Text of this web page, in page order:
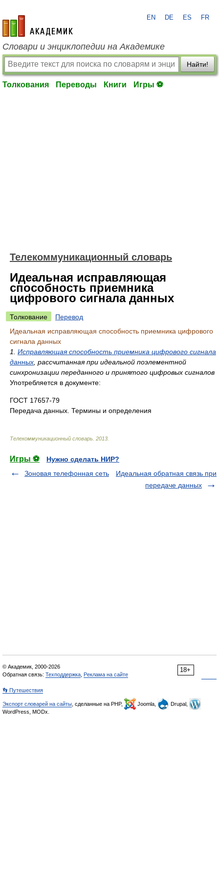
academic.ru
EN DE ES FR
Словари и энциклопедии на Академике
Найти!
Толкования Переводы Книги Игры ⚽
Телекоммуникационный словарь
Идеальная исправляющая
способность приемника
цифрового сигнала данных
Толкование
Перевод
Идеальная исправляющая способность приемника цифрового
сигнала данных
1. Исправляющая способность приемника цифрового сигнала
данных , рассчитанная при идеальной поэлементной
синхронизации переданного и принятого цифровых сигналов
Употребляется в документе:
ГОСТ 17657-79
Передача данных. Термины и определения
Телекоммуникационный словарь 2013
Игры ⚽
Нужно сделать НИР?
Зоновая телефонная сеть
Идеальная обратная связь при
передаче данных
18+
© Академик, 2000-2026
Обратная связь: Техподдержка Реклама на сайте
👣 Путешествия
Экспорт словарей на сайты , сделанные на PHP, Joomla,
Drupal,
WordPress, MODx.